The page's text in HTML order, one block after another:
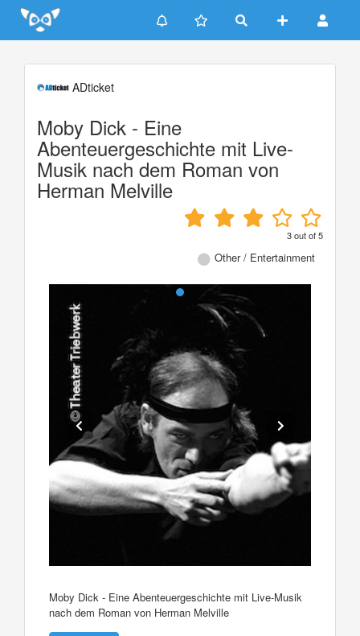
Update cookies preferences
ADticket
Moby Dick - Eine
Abenteuergeschichte mit Live-
Musik nach dem Roman von
Herman Melville
3out of5
Other / Entertainment
Moby Dick - Eine Abenteuergeschichte mit Live-Musik
nach dem Roman von Herman Melville